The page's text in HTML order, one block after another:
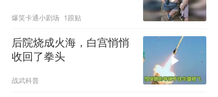
爆笑卡通小剧场 1跟贴
后院烧成火海，白宫悄悄
收回了拳头
战武科普